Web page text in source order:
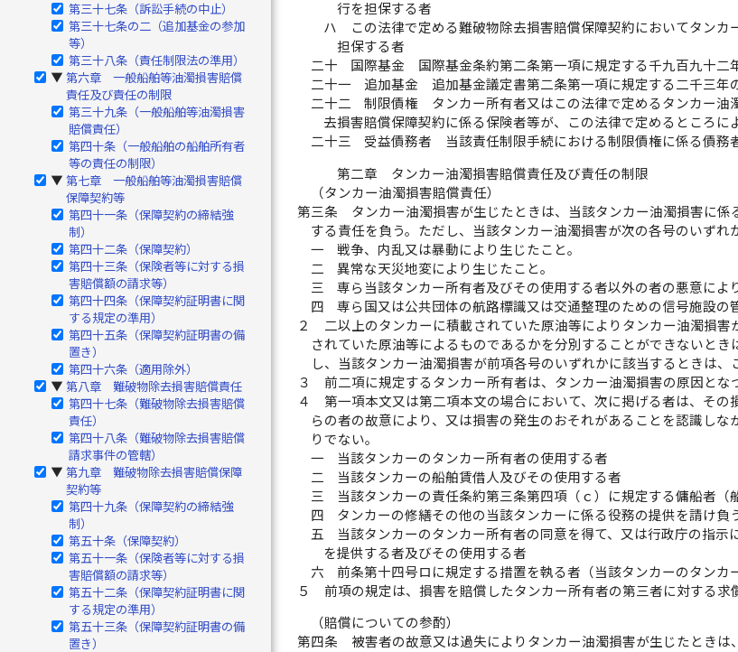
第三十七条（訴訟手続の中止）
第三十七条の二（追加基金の参加
等）
第三十八条（責任制限法の準用）
▶ 第六章 一般船舶等油濁損害賠償
責任及び責任の制限
第三十九条（一般船舶等油濁損害
賠償責任）
第四十条（一般船舶の船舶所有者
等の責任の制限）
▶ 第七章 一般船舶等油濁損害賠償
保障契約等
第四十一条（保障契約の締結強
制）
第四十二条（保障契約）
第四十三条（保険者等に対する損
害賠償額の請求等）
第四十四条（保障契約証明書に関
する規定の準用）
第四十五条（保障契約証明書の備
置き）
第四十六条（適用除外）
▶ 第八章 難破物除去損害賠償責任
第四十七条（難破物除去損害賠償
責任）
第四十八条（難破物除去損害賠償
請求事件の管轄）
▶ 第九章 難破物除去損害賠償保障
契約等
第四十九条（保障契約の締結強
制）
第五十条（保障契約）
第五十一条（保険者等に対する損
害賠償額の請求等）
第五十二条（保障契約証明書に関
する規定の準用）
第五十三条（保障契約証明書の備
置き）
行を担保する者
ハ
この法律で定める難破物除去損害賠償保障契約においてタン
担保する者
二十
国際基金 国際基金条約第二条第一項に規定する千九百九十二
二十一
追加基金 追加基金議定書第二条第一項に規定する二千三年
二十二
制限債権 タンカー所有者又はこの法律で定めるタンカー油
去損害賠償保障契約に係る保険者等が、この法律で定めるところに
二十三
受益債務者 当該責任制限手続における制限債権に係る債務
第二章 タンカー油濁損害賠償責任及び責任の制限
（タンカー油濁損害賠償責任）
第三条
タンカー油濁損害が生じたときは、当該タンカー油濁損害に
する責任を負う。ただし、当該タンカー油濁損害が次の各号のいずれ
一
戦争、内乱又は暴動により生じたこと。
二
異常な天災地変により生じたこと。
三
専ら当該タンカー所有者及びその使用する者以外の者の悪意によ
四
専ら国又は公共団体の航路標識又は交通整理のための信号施設の
２
二以上のタンカーに積載されていた原油等によりタンカー油濁損
されていた原油等によるものであるかを分別することができないと
し、当該タンカー油濁損害が前項各号のいずれかに該当するときは、
３
前二項に規定するタンカー所有者は、タンカー油濁損害の原因と
４
第一項本文又は第二項本文の場合において、次に掲げる者は、そ
らの者の故意により、又は損害の発生のおそれがあることを認識し
りでない。
一
当該タンカーのタンカー所有者の使用する者
二
当該タンカーの船舶賃借人及びその使用する者
三
当該タンカーの責任条約第三条第四項（ｃ）に規定する傭船者
四
タンカーの修繕その他の当該タンカーに係る役務の提供を請け負
五
当該タンカーのタンカー所有者の同意を得て、又は行政庁の指
を提供する者及びその使用する者
六
前条第十四号ロに規定する措置を執る者（当該タンカーのタン
５
前項の規定は、損害を賠償したタンカー所有者の第三者に対する求
（賠償についての参酌）
第四条
被害者の故意又は過失によりタンカー油濁損害が生じたとき